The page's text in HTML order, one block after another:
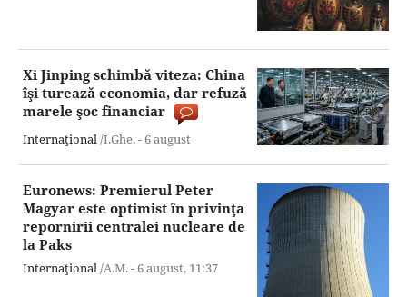
Xi Jinping schimbă viteza: China
îşi turează economia, dar refuză
marele şoc financiar
Internaţional/I.Ghe. -6 august
Euronews: Premierul Peter
Magyar este optimist în privinţa
repornirii centralei nucleare de
la Paks
Internaţional/A.M. -6 august, 11:37